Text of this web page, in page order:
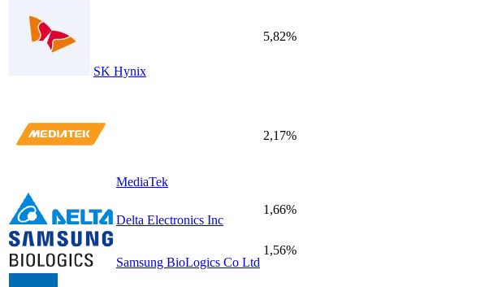
SK Hynix
5,82%
MediaTek
2,17%
Delta Electronics Inc
1,66%
Samsung BioLogics Co Ltd
1,56%